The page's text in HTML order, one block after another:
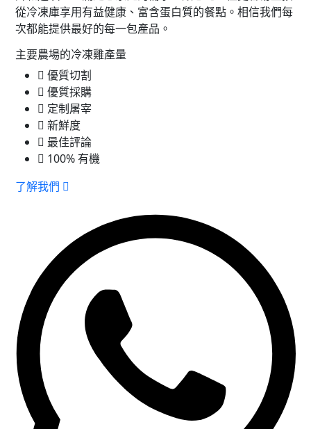
從冷凍庫享用有益健康、富含蛋白質的餐點。相信我們每
次都能提供最好的每一包產品。
主要農場的冷凍雞產量
優質切割
優質採購
定制屠宰
新鮮度
最佳評論
100% 有機
了解我們